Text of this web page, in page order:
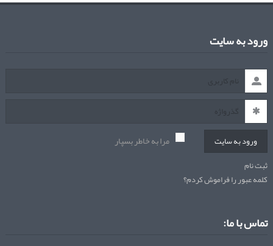
ورود به سایت
ورود به سایت مرا به خاطر بسپار
ثبت نام
کلمه عبور را فراموش کردم؟
تماس با ما: